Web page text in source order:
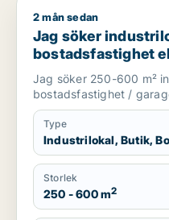
Jag söker industrilokal,
2 mån sedan
Jag söker
bostadsfastighet
Skåne
Jag söker 250-600 m²
bostadsfastighet /
Type
Industrilokal, Butik,
Storlek
250 - 600 m2